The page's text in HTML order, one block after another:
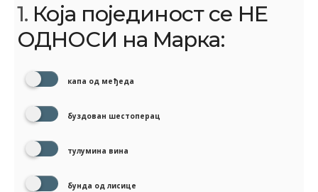
1. Која појединост се НЕ
ОДНОСИ на Марка:
капа од међеда
буздован шестоперац
тулумина вина
бунда од лисице